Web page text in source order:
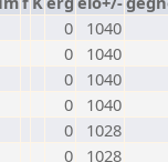
0
1040
0
1040
0
1040
0
1040
0
1028
0
1028